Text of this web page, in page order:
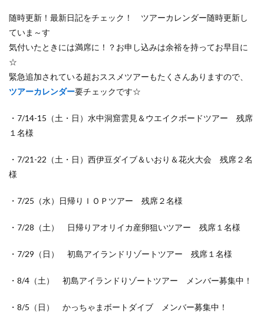
随時更新！最新日記をチェック！ ツアーカレンダー随時更新し
ていま～す
気付いたときには満席に！？お申し込みは余裕を持ってお早目に
☆
緊急追加されている超おススメツアーもたくさんありますので、
ツアーカレンダー要チェックです☆
・7/14-15（土・日）水中洞窟雲見＆ウエイクボードツアー 残席
１名様
・7/21-22（土・日）西伊豆ダイブ＆いおり＆花火大会 残席２名
様
・7/25（水）日帰りＩＯＰツアー 残席２名様
・7/28（土） 日帰りアオリイカ産卵狙いツアー 残席１名様
・7/29（日） 初島アイランドリゾートツアー 残席１名様
・8/4（土） 初島アイランドりゾートツアー メンバー募集中！
・8/5（日） かっちゃまボートダイブ メンバー募集中！